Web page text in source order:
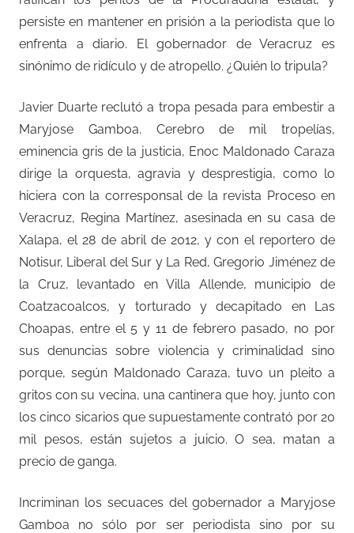
persiste en mantener en prisión a la periodista que lo
enfrenta a diario. El gobernador de Veracruz es
sinónimo de ridículo y de atropello. ¿Quién lo tripula?
Javier Duarte reclutó a tropa pesada para embestir a
Maryjose Gamboa. Cerebro de mil tropelías,
eminencia gris de la justicia, Enoc Maldonado Caraza
dirige la orquesta, agravia y desprestigia, como lo
hiciera con la corresponsal de la revista Proceso en
Veracruz, Regina Martínez, asesinada en su casa de
Xalapa, el 28 de abril de 2012, y con el reportero de
Notisur, Liberal del Sur y La Red, Gregorio Jiménez de
la Cruz, levantado en Villa Allende, municipio de
Coatzacoalcos, y torturado y decapitado en Las
Choapas, entre el 5 y 11 de febrero pasado, no por
sus denuncias sobre violencia y criminalidad sino
porque, según Maldonado Caraza, tuvo un pleito a
gritos con su vecina, una cantinera que hoy, junto con
los cinco sicarios que supuestamente contrató por 20
mil pesos, están sujetos a juicio. O sea, matan a
precio de ganga.
Incriminan los secuaces del gobernador a Maryjose
Gamboa no sólo por ser periodista sino por su